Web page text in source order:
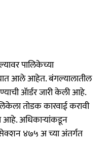
पालिकेच्या
आले आहेत. बंगल्यालातील
ॲार्डर जारी केली आहे.
तोडक कारवाई करावी
आहे. अधिकाऱ्यांकडून
४७५ अ च्या अंतर्गत